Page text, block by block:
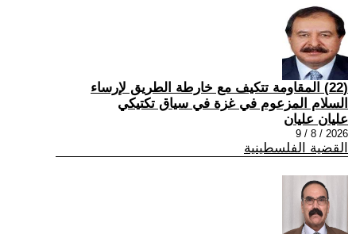
(22) المقاومة تتكيف مع خارطة الطريق لإرساء
السلام المزعوم في غزة في سياق تكتيكي
عليان عليان
2026 / 8 / 9
القضية الفلسطينية